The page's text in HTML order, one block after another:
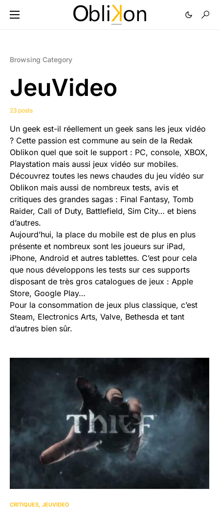
Browsing Category
JeuVideo
23 posts
Un geek est-il réellement un geek sans les jeux vidéo
? Cette passion est commune au sein de la Redak
Oblikon quel que soit le support : PC, console, XBOX,
Playstation mais aussi jeux vidéo sur mobiles.
Découvrez toutes les news chaudes du jeu vidéo sur
Oblikon mais aussi de nombreux tests, avis et
critiques des grandes sagas : Final Fantasy, Tomb
Raider, Call of Duty, Battlefield, Sim City… et biens
d’autres.
Aujourd’hui, la place du mobile est de plus en plus
présente et nombreux sont les joueurs sur iPad,
iPhone, Android et autres tablettes. C’est pour cela
que nous développons les tests sur ces supports
disposant de très gros catalogues de jeux : Apple
Store, Google Play…
Pour la consommation de jeux plus classique, c’est
Steam, Electronics Arts, Valve, Bethesda et tant
d’autres bien sûr.
CRITIQUES JEUVIDEO